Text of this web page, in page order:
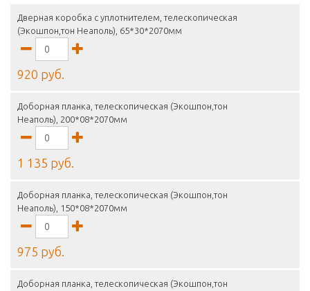
Дверная коробка с уплотнителем, телескопическая
(Экошпон,тон Неаполь), 65*30*2070мм
920 руб.
Доборная планка, телескопическая (Экошпон,тон
Неаполь), 200*08*2070мм
1 135 руб.
Доборная планка, телескопическая (Экошпон,тон
Неаполь), 150*08*2070мм
975 руб.
Доборная планка, телескопическая (Экошпон,тон